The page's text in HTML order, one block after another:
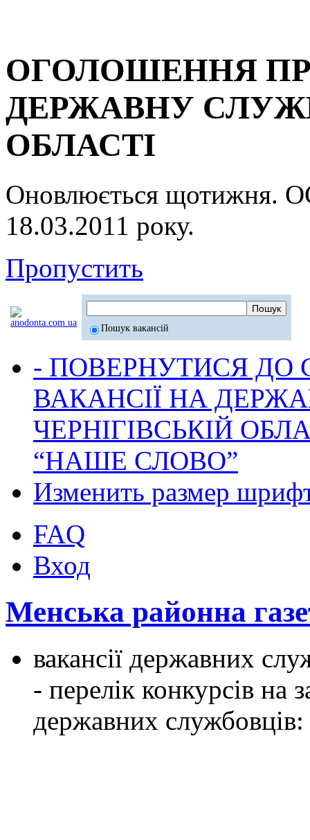
ОГОЛОШЕННЯ
ДЕРЖАВНУ
ОБЛАСТІ
Оновлюється
18.03.2011 року.
Пропустить
Пошук вакансій
- ПОВЕРНУТИСЯ ДО
ВАКАНСІЇ НА
ЧЕРНІГІВСЬКІЙ
“НАШЕ СЛОВО”
Изменить размер
FAQ
Вход
Менська районна
вакансії державних
- перелік конкурсів на
державних службовців: